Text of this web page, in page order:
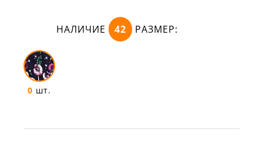
НАЛИЧИЕ 42 РАЗМЕР:
0 шт.